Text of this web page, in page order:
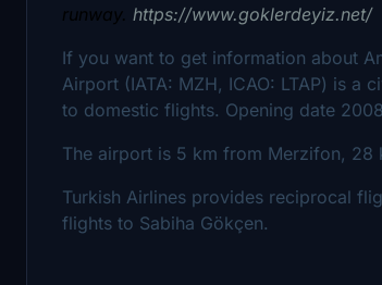
runway. https://www.goklerdeyiz.net/
If you want to get information about
Airport (IATA: MZH, ICAO: LTAP) is
to domestic flights. Opening date 2008
The airport is 5 km from Merzifon,
Turkish Airlines provides reciprocal
flights to Sabiha Gökçen.